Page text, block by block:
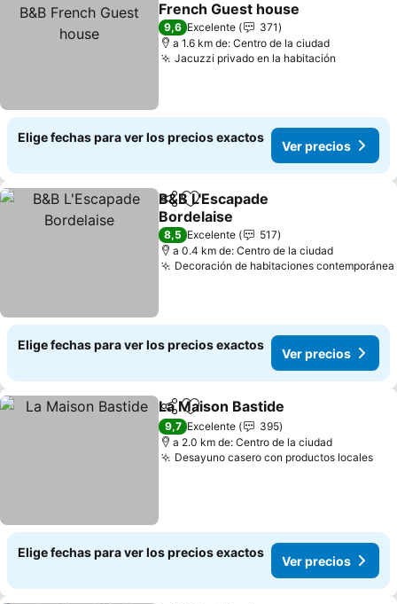
French Guest house
9,6 Excelente
371
a 1.6 km de: Centro de la ciudad
Jacuzzi privado en la habitación
Elige fechas para ver los precios exactos
Ver precios
CompartirAgregar a favoritos
B&B L'Escapade
Bordelaise
8,5 Excelente
517
a 0.4 km de: Centro de la ciudad
Decoración de habitaciones contemporánea
Elige fechas para ver los precios exactos
Ver precios
CompartirAgregar a favoritos
La Maison Bastide
9,7 Excelente
395
a 2.0 km de: Centro de la ciudad
Desayuno casero con productos locales
Elige fechas para ver los precios exactos
Ver precios